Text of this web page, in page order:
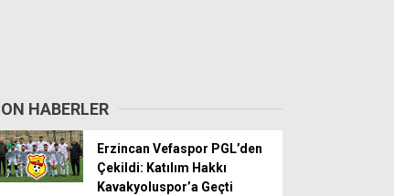
HABERLER
Erzincan Vefaspor PGL’den
Çekildi: Katılım Hakkı
Kavakyoluspor’a Geçti